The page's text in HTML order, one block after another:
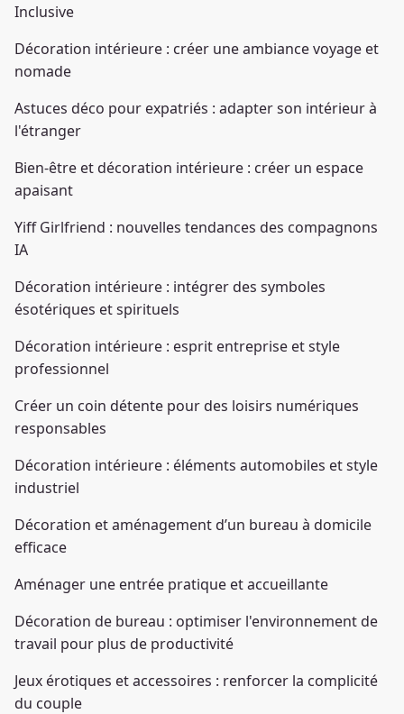
Inclusive
Décoration intérieure : créer une ambiance voyage et
nomade
Astuces déco pour expatriés : adapter son intérieur à
l'étranger
Bien-être et décoration intérieure : créer un espace
apaisant
Yiff Girlfriend : nouvelles tendances des compagnons
IA
Décoration intérieure : intégrer des symboles
ésotériques et spirituels
Décoration intérieure : esprit entreprise et style
professionnel
Créer un coin détente pour des loisirs numériques
responsables
Décoration intérieure : éléments automobiles et style
industriel
Décoration et aménagement d’un bureau à domicile
efficace
Aménager une entrée pratique et accueillante
Décoration de bureau : optimiser l'environnement de
travail pour plus de productivité
Jeux érotiques et accessoires : renforcer la complicité
du couple